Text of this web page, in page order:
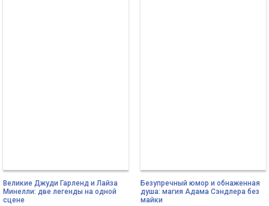
Великие Джуди Гарленд и Лайза
Минелли: две легенды на одной
сцене
Безупречный юмор и обнаженная
душа: магия Адама Сэндлера без
майки